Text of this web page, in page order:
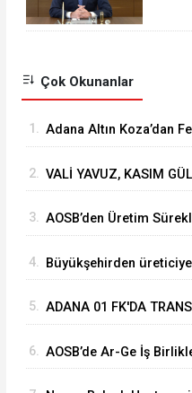
Çok Okunanlar
1. Adana Altın Koza’dan
2. VALİ YAVUZ, KASIM
3. ⁠AOSB’den Üretim
4. Büyükşehirden
5. ADANA 01 FK'DA
6. AOSB’de Ar-Ge İş